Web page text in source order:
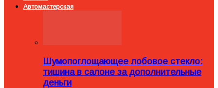
Автомастерская
Шумопоглощающее лобовое стекло:
тишина в салоне за дополнительные
деньги